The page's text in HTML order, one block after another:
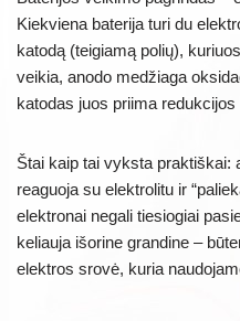
Kiekviena baterija turi du
katodą (teigiamą polių),
veikia, anodo medžiaga
katodas juos priima
Štai kaip tai vyksta praktiškai:
reaguoja su elektrolitu ir
elektronai negali tiesiogiai
keliauja išorine grandine –
elektros srovė, kuria